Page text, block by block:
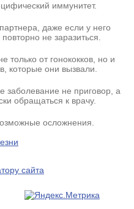
иммунитет.
даже если у него
не заразиться.
только от гонококков, но и
которые они вызвали.
заболевание не приговор, а
обращаться к врачу.
осложнения.
сайта